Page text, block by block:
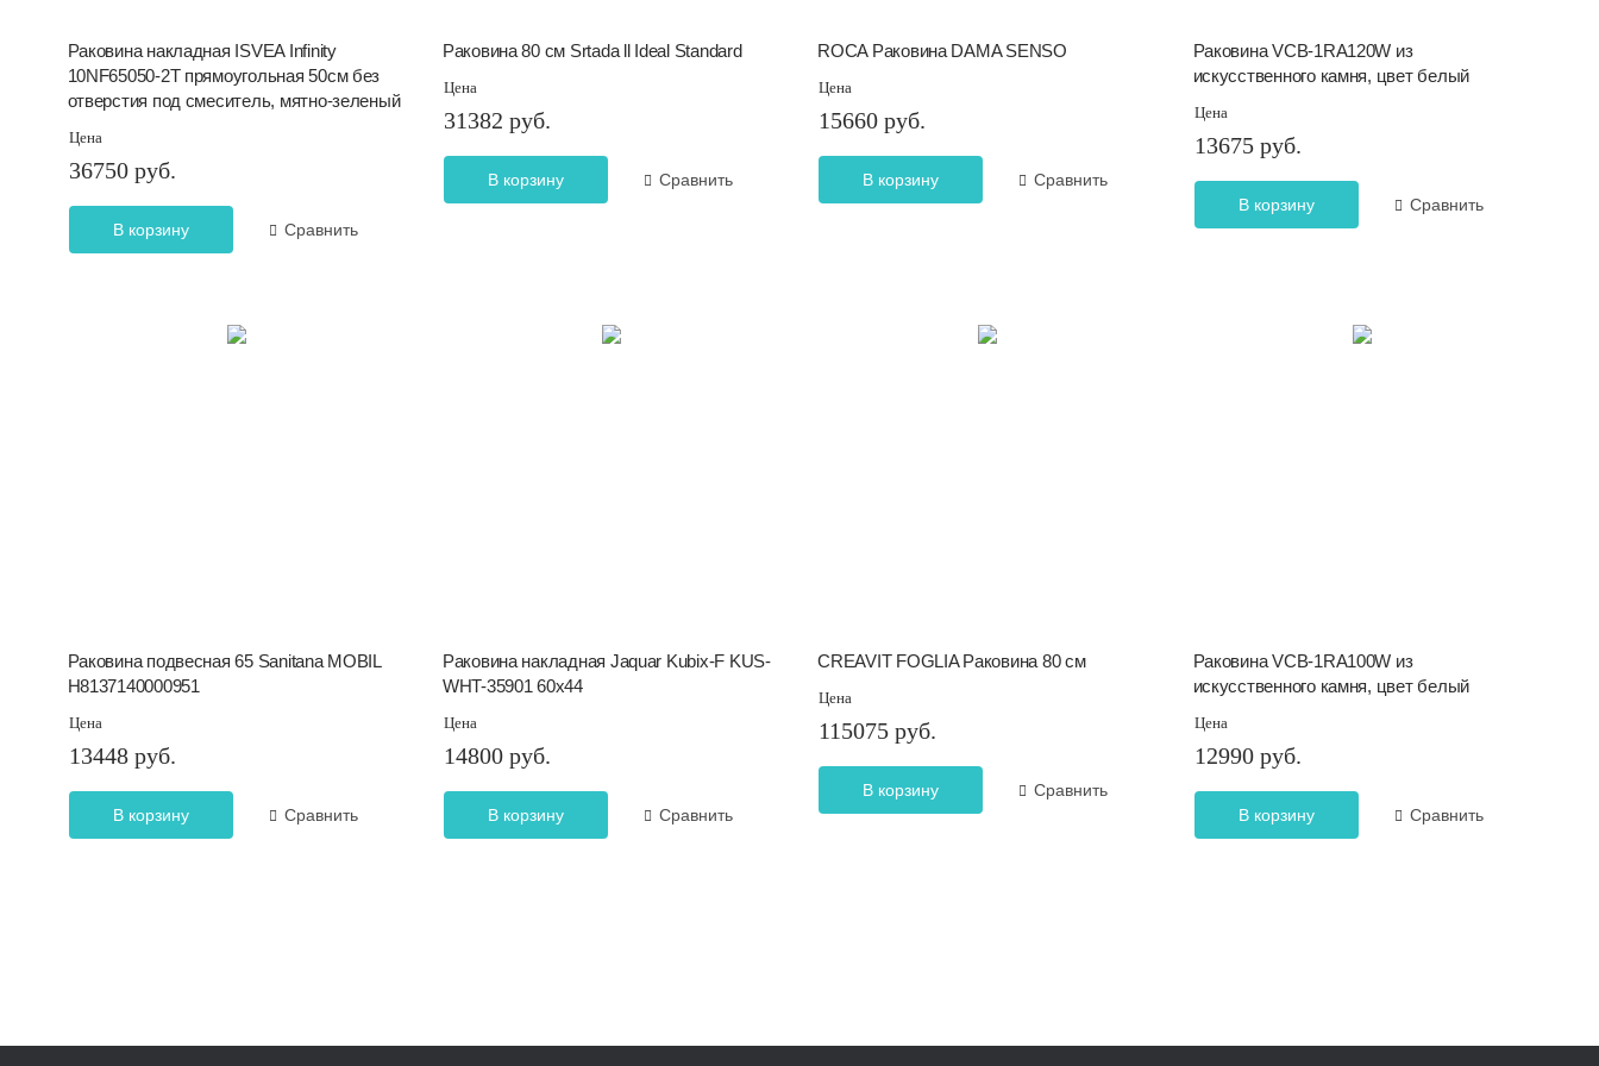
Раковина накладная ISVEA Infinity
10NF65050-2T прямоугольная 50см без
отверстия под смеситель, мятно-зеленый
Цена
36750 руб.
В корзину Сравнить
Раковина 80 см Srtada ll Ideal Standard
Цена
31382 руб.
В корзину Сравнить
ROCA Раковина DAMA SENSO
Цена
15660 руб.
В корзину Сравнить
Раковина VCB-1RA120W из
искусственного камня, цвет белый
Цена
13675 руб.
В корзину Сравнить
Раковина подвесная 65 Sanitana MOBIL
H8137140000951
Цена
13448 руб.
В корзину Сравнить
Раковина накладная Jaquar Kubix-F KUS-
WHT-35901 60х44
Цена
14800 руб.
В корзину Сравнить
CREAVIT FOGLIA Раковина 80 см
Цена
115075 руб.
В корзину Сравнить
Раковина VCB-1RA100W из
искусственного камня, цвет белый
Цена
12990 руб.
В корзину Сравнить